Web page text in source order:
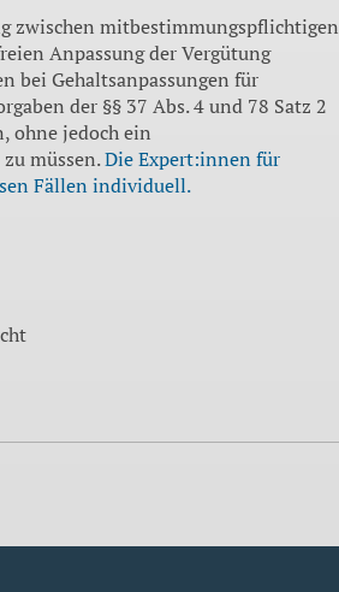
zwischen mitbestimmungspflichtigen
Anpassung der Vergütung
bei Gehaltsanpassungen für
der §§ 37 Abs. 4 und 78 Satz 2
ohne jedoch ein
müssen.Die Expert:innen für
Fällen individuell.